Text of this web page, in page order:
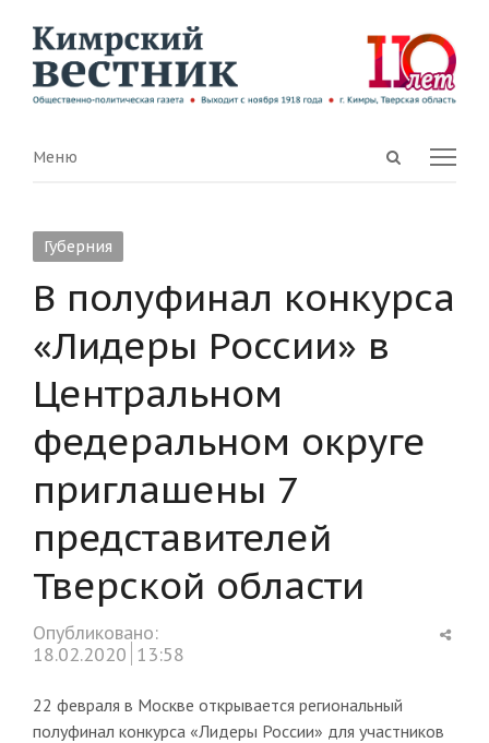
Open
Menu
Меню
Губерния
В полуфинал конкурса
«Лидеры России» в
Центральном
федеральном округе
приглашены 7
представителей
Тверской области
Опубликовано:
18.02.2020 13:58
22 февраля в Москве открывается региональный
полуфинал конкурса «Лидеры России» для участников